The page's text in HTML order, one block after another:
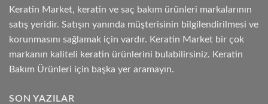
Keratin Market, keratin ve saç bakım ürünleri markalarının
satış yeridir. Satışın yanında müşterisinin bilgilendirilmesi ve
korunmasını sağlamak için vardır. Keratin Market bir çok
markanın kaliteli keratin ürünlerini bulabilirsiniz. Keratin
Bakım Ürünleri için başka yer aramayın.
SON YAZILAR